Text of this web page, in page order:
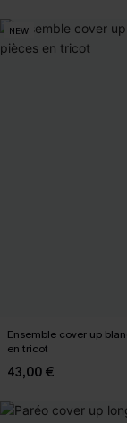
NEW
Ensemble cover up
en tricot
43,00 €